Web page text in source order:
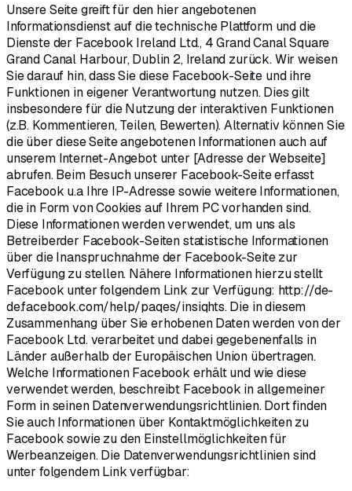
Unsere Seite greift für den hier angebotenen
Informationsdienst auf die technische Plattform und die
Dienste der Facebook Ireland Ltd., 4 Grand Canal Square
Grand Canal Harbour, Dublin 2, Ireland zurück. Wir weisen
Sie darauf hin, dass Sie diese Facebook-Seite und ihre
Funktionen in eigener Verantwortung nutzen. Dies gilt
insbesondere für die Nutzung der interaktiven Funktionen
(z.B. Kommentieren, Teilen, Bewerten). Alternativ können Sie
die über diese Seite angebotenen Informationen auch auf
unserem Internet-Angebot unter [Adresse der Webseite]
abrufen. Beim Besuch unserer Facebook-Seite erfasst
Facebook u.a Ihre IP-Adresse sowie weitere Informationen,
die in Form von Cookies auf Ihrem PC vorhanden sind.
Diese Informationen werden verwendet, um uns als
Betreiberder Facebook-Seiten statistische Informationen
über die Inanspruchnahme der Facebook-Seite zur
Verfügung zu stellen. Nähere Informationen hierzu stellt
Facebook unter folgendem Link zur Verfügung: http://de-
de.facebook.com/help/paqes/insiqhts. Die in diesem
Zusammenhang über Sie erhobenen Daten werden von der
Facebook Ltd. verarbeitet und dabei gegebenenfalls in
Länder außerhalb der Europäischen Union übertragen.
Welche Informationen Facebook erhält und wie diese
verwendet werden, beschreibt Facebook in allgemeiner
Form in seinen Datenverwendungsrichtlinien. Dort finden
Sie auch Informationen über Kontaktmöglichkeiten zu
Facebook sowie zu den Einstellmöglichkeiten für
Werbeanzeigen. Die Datenverwendungsrichtlinien sind
unter folgendem Link verfügbar: